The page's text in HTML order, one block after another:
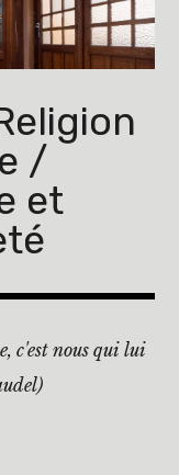
/
et
c'est nous qui lui